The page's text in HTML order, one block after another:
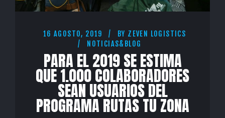
16 AGOSTO, 2019 BY ZEVEN LOGISTICS
NOTICIAS&BLOG
PARA EL 2019 SE ESTIMA
QUE 1.000 COLABORADORES
SEAN USUARIOS DEL
PROGRAMA RUTAS TU ZONA